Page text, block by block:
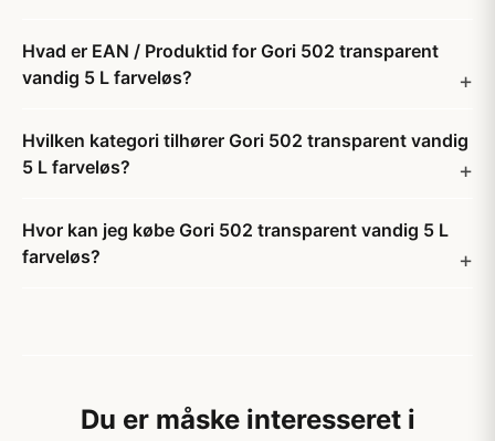
Hvad er EAN / Produktid for Gori 502 transparent
vandig 5 L farveløs?
Hvilken kategori tilhører Gori 502 transparent vandig
5 L farveløs?
Hvor kan jeg købe Gori 502 transparent vandig 5 L
farveløs?
Du er måske interesseret i